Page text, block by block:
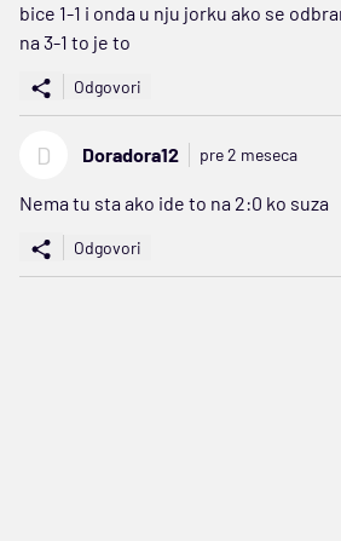
bice 1-1 i onda u nju jorku ako se
na 3-1 to je to
Odgovori
D Doradora12 pre 2 meseca
Nema tu sta ako ide to na 2:0 ko suza
Odgovori